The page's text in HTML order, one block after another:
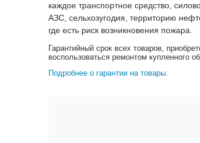
каждое транспортное средство,
АЗС, сельхозугодия, территорию
где есть риск возникновения пожара.
Гарантийный срок всех товаров,
воспользоваться ремонтом купленного
Подробнее о гарантии на товары.